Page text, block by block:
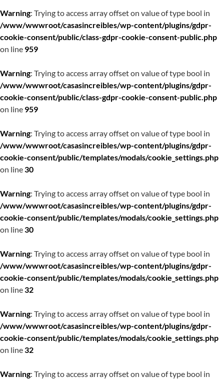
Warning: Trying to access array offset on value of type bool in
/www/wwwroot/casasincreibles/wp-content/plugins/gdpr-
cookie-consent/public/class-gdpr-cookie-consent-public.php
on line 959
Warning: Trying to access array offset on value of type bool in
/www/wwwroot/casasincreibles/wp-content/plugins/gdpr-
cookie-consent/public/class-gdpr-cookie-consent-public.php
on line 959
Warning: Trying to access array offset on value of type bool in
/www/wwwroot/casasincreibles/wp-content/plugins/gdpr-
cookie-consent/public/templates/modals/cookie_settings.php
on line30
Warning: Trying to access array offset on value of type bool in
/www/wwwroot/casasincreibles/wp-content/plugins/gdpr-
cookie-consent/public/templates/modals/cookie_settings.php
on line30
Warning: Trying to access array offset on value of type bool in
/www/wwwroot/casasincreibles/wp-content/plugins/gdpr-
cookie-consent/public/templates/modals/cookie_settings.php
on line32
Warning: Trying to access array offset on value of type bool in
/www/wwwroot/casasincreibles/wp-content/plugins/gdpr-
cookie-consent/public/templates/modals/cookie_settings.php
on line32
Warning: Trying to access array offset on value of type bool in